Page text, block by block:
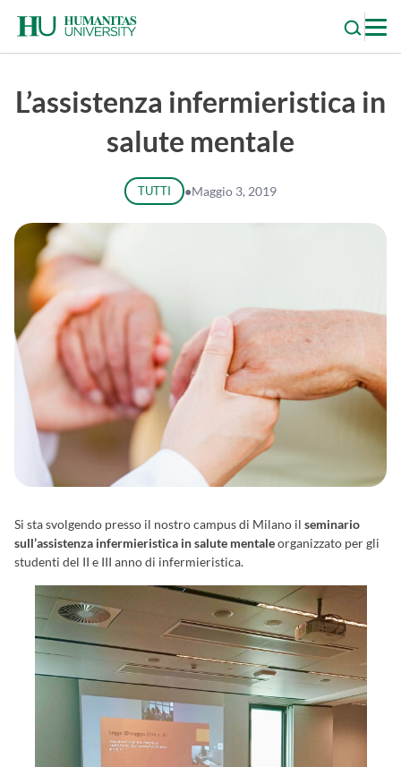
content
L’assistenza infermieristica in
salute mentale
TUTTI ●Maggio 3, 2019
Si sta svolgendo presso il nostro campus di Milano il seminario
sull’assistenza infermieristica in salute mentaleorganizzato per gli
studenti del II e III anno di infermieristica.